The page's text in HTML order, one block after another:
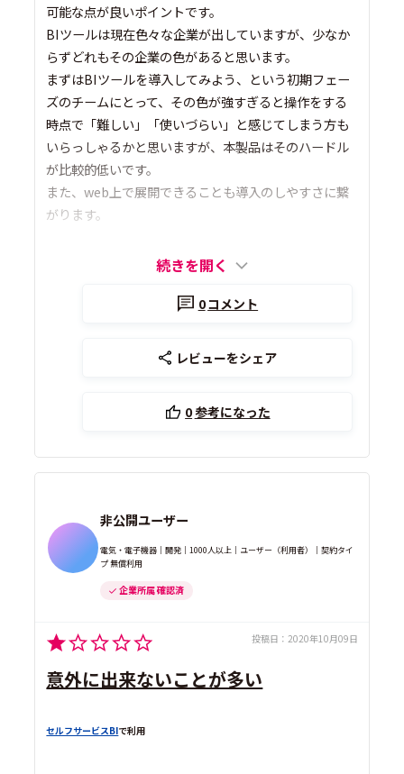
可能な点が良いポイントです。
BIツールは現在色々な企業が出していますが、少なか
らずどれもその企業の色があると思います。
まずはBIツールを導入してみよう、という初期フェー
ズのチームにとって、その色が強すぎると操作をする
時点で「難しい」「使いづらい」と感じてしまう方も
いらっしゃるかと思いますが、本製品はそのハードル
が比較的低いです。
また、web上で展開できることも導入のしやすさに繋
がります。
続きを開く
0コメント
レビューをシェア
0参考になった
非公開ユーザー
電気・電子機器｜開発｜1000人以上｜ユーザー（利用者）｜契約タイ
プ 無償利用
企業所属 確認済
投稿日： 2020年10月09日
意外に出来ないことが多い
セルフサービスBIで利用